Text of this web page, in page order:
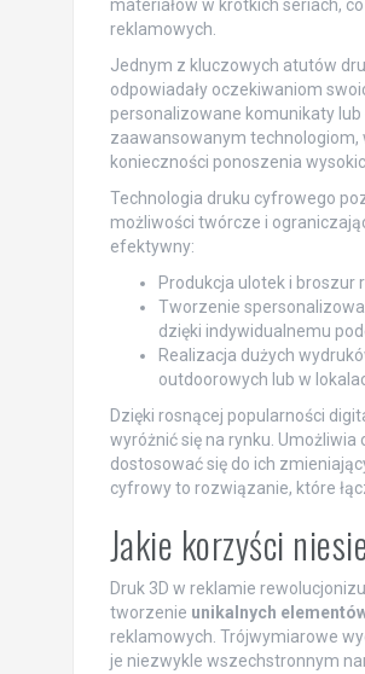
materiałów w krótkich seriach,
reklamowych.
Jednym z kluczowych atutów
odpowiadały oczekiwaniom
personalizowane komunikaty
zaawansowanym technologiom,
konieczności ponoszenia
Technologia druku cyfrowego
możliwości twórcze i
efektywny:
Produkcja ulotek i broszur
Tworzenie
dzięki indywidualnemu
Realizacja dużych
outdoorowych lub w
Dzięki rosnącej popularności
wyróżnić się na rynku.
dostosować się do ich
cyfrowy to rozwiązanie, które
Jakie korzyści
Druk 3D w reklamie
tworzenie unikalnych
reklamowych. Trójwymiarowe
je niezwykle wszechstronnym